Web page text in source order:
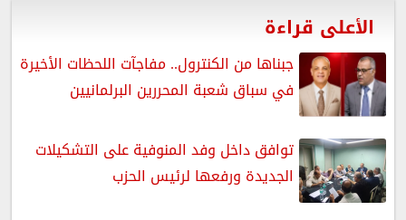
الأعلى قراءة
جبناها من الكنترول.. مفاجآت اللحظات الأخيرة
في سباق شعبة المحررين البرلمانيين
توافق داخل وفد المنوفية على التشكيلات
الجديدة ورفعها لرئيس الحزب